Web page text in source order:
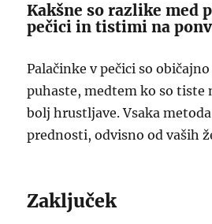
Kakšne so razlike med
pečici in tistimi na
Palačinke v pečici so
puhaste, medtem ko so tiste
bolj hrustljave. Vsaka
prednosti, odvisno od vaših
Zaključek